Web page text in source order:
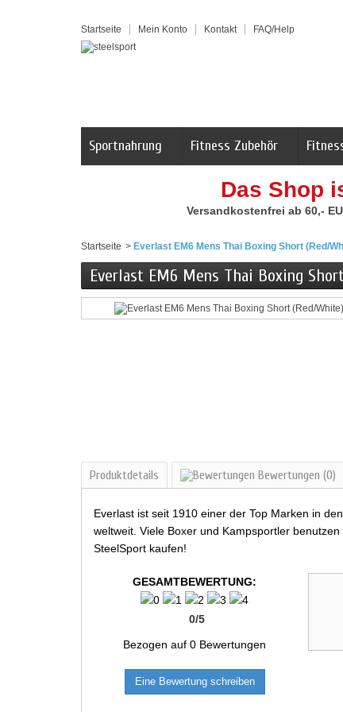
Startseite Mein Konto Kontakt FAQ/Help
Sportnahrung Fitness Zubehör
Das Shop
Versandkostenfrei ab 60,-
Startseite > Everlast EM6 Mens Thai Boxing Short (Red/
Everlast EM6 Mens Thai Boxing
Produktdetails Bewertungen (0)
Everlast ist seit 1910 einer der Top Marken in
weltweit. Viele Boxer und Kampsportler
SteelSport kaufen!
GESAMTBEWERTUNG:
0/5
Bezogen auf0 Bewertungen
Eine Bewertung schreiben